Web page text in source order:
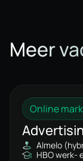
Meer
Online
Almelo
HBO werk-